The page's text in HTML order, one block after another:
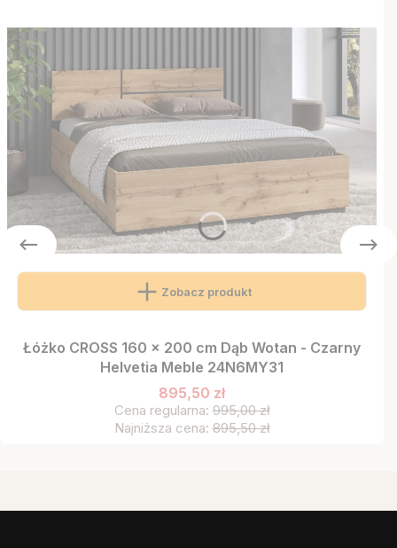
Zobacz produkt
Łóżko CROSS 160 x 200 cm Dąb Wotan - Czarny
Helvetia Meble 24N6MY31
895,50 zł
Cena regularna: 995,00 zł
Najniższa cena: 895,50 zł